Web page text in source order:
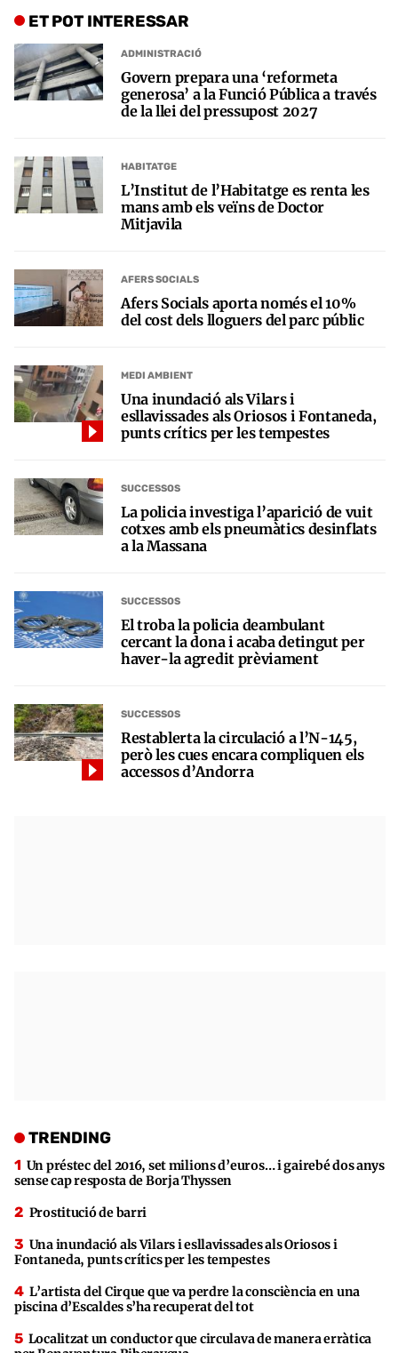
ET POT INTERESSAR
ADMINISTRACIÓ
Govern prepara una ‘reformeta
generosa’ a la Funció Pública a través
de la llei del pressupost 2027
HABITATGE
L’Institut de l’Habitatge es renta les
mans amb els veïns de Doctor
Mitjavila
AFERS SOCIALS
Afers Socials aporta només el 10%
del cost dels lloguers del parc públic
MEDI AMBIENT
Una inundació als Vilars i
esllavissades als Oriosos i Fontaneda,
punts crítics per les tempestes
SUCCESSOS
La policia investiga l’aparició de vuit
cotxes amb els pneumàtics desinflats
a la Massana
SUCCESSOS
El troba la policia deambulant
cercant la dona i acaba detingut per
haver-la agredit prèviament
SUCCESSOS
Restablerta la circulació a l’N-145,
però les cues encara compliquen els
accessos d’Andorra
TRENDING
Un préstec del 2016, set milions d’euros… i gairebé dos anys
sense cap resposta de Borja Thyssen
Prostitució de barri
Una inundació als Vilars i esllavissades als Oriosos i
Fontaneda, punts crítics per les tempestes
L’artista del Cirque que va perdre la consciència en una
piscina d’Escaldes s’ha recuperat del tot
Localitzat un conductor que circulava de manera erràtica